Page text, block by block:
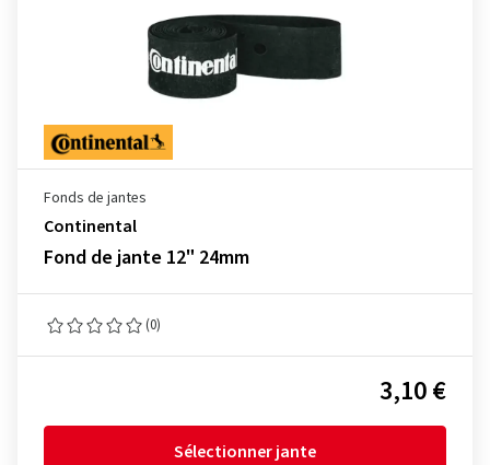
Fonds de jantes
Continental
Fond de jante 12" 24mm
(0)
3,10 €
Sélectionner jante